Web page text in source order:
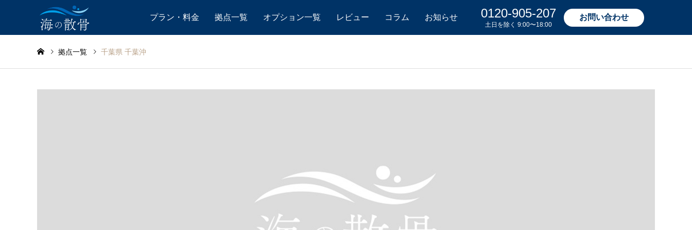
プラン・料金 拠点一覧 オプション一覧 レビュー コラム お知らせ 0120-905-207 お問い合わせ
拠点一覧 千葉県 千葉沖